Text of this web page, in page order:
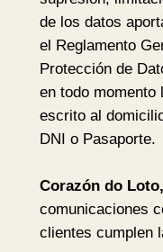
de los datos
el Reglamento
Protección de
en todo momento
escrito al
DNI o Pasaporte.
Corazón do
comunicaciones
clientes cumplen